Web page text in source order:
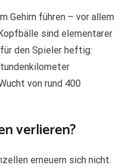
Gehirn führen – vor allem
sind elementarer
den Spieler heftig:
von rund 400
verlieren?
erneuern sich nicht.